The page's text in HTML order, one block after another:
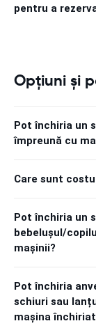
pentru a
Opțiuni și
Pot închiria un
împreună cu
Care sunt
Pot închiria un
bebelușul/
mașinii?
Pot închiria
schiuri sau
mașina